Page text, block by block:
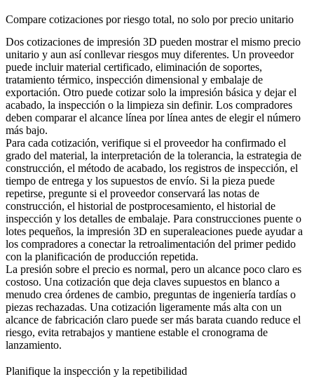
Compare cotizaciones por riesgo total, no solo por precio unitario
Dos cotizaciones de impresión 3D pueden mostrar el mismo precio
unitario y aun así conllevar riesgos muy diferentes. Un proveedor
puede incluir material certificado, eliminación de soportes,
tratamiento térmico, inspección dimensional y embalaje de
exportación. Otro puede cotizar solo la impresión básica y dejar el
acabado, la inspección o la limpieza sin definir. Los compradores
deben comparar el alcance línea por línea antes de elegir el número
más bajo.
Para cada cotización, verifique si el proveedor ha confirmado el
grado del material, la interpretación de la tolerancia, la estrategia de
construcción, el método de acabado, los registros de inspección, el
tiempo de entrega y los supuestos de envío. Si la pieza puede
repetirse, pregunte si el proveedor conservará las notas de
construcción, el historial de postprocesamiento, el historial de
inspección y los detalles de embalaje. Para construcciones puente o
lotes pequeños, la impresión 3D en superaleaciones puede ayudar a
los compradores a conectar la retroalimentación del primer pedido
con la planificación de producción repetida.
La presión sobre el precio es normal, pero un alcance poco claro es
costoso. Una cotización que deja claves supuestos en blanco a
menudo crea órdenes de cambio, preguntas de ingeniería tardías o
piezas rechazadas. Una cotización ligeramente más alta con un
alcance de fabricación claro puede ser más barata cuando reduce el
riesgo, evita retrabajos y mantiene estable el cronograma de
lanzamiento.
Planifique la inspección y la repetibilidad